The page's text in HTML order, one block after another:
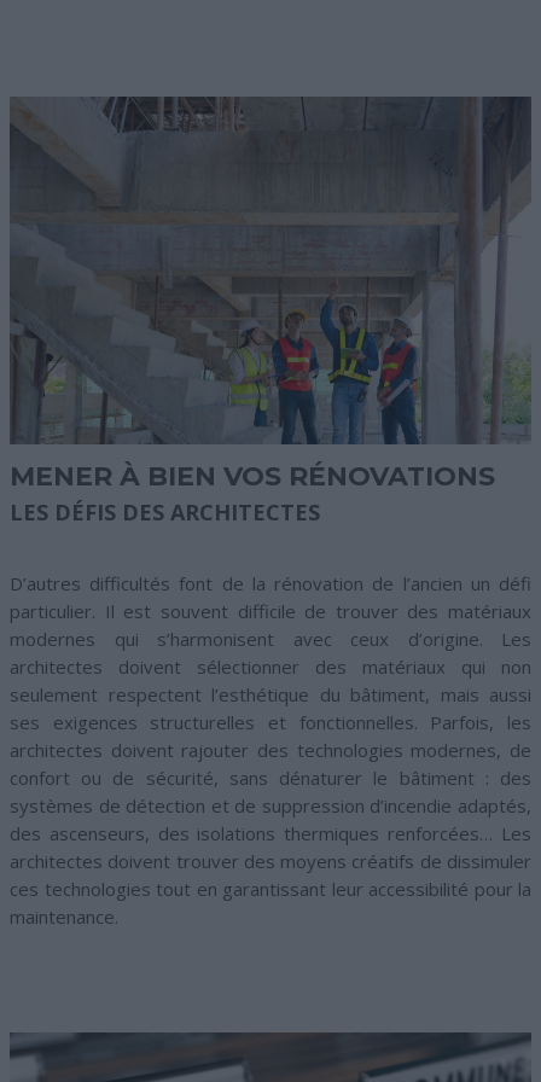
MENER À BIEN VOS RÉNOVATIONS
LES DÉFIS DES ARCHITECTES
D’autres difficultés font de la rénovation de l’ancien un défi
particulier. Il est souvent difficile de trouver des matériaux
modernes qui s’harmonisent avec ceux d’origine. Les
architectes doivent sélectionner des matériaux qui non
seulement respectent l’esthétique du bâtiment, mais aussi
ses exigences structurelles et fonctionnelles. Parfois, les
architectes doivent rajouter des technologies modernes, de
confort ou de sécurité, sans dénaturer le bâtiment : des
systèmes de détection et de suppression d’incendie adaptés,
des ascenseurs, des isolations thermiques renforcées… Les
architectes doivent trouver des moyens créatifs de dissimuler
ces technologies tout en garantissant leur accessibilité pour la
maintenance.